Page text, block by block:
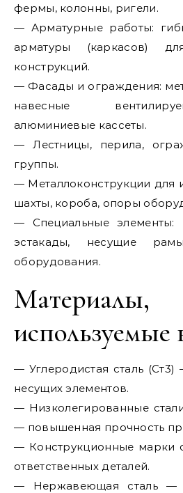
фермы, колонны, ригели.
— Арматурные работы:
арматуры (каркасов)
конструкций.
— Фасады и ограждения:
навесные
алюминиевые кассеты.
— Лестницы, перила,
группы.
— Металлоконструкции для
шахты, короба, опоры
— Специальные элементы:
эстакады, несущие
оборудования.
Материалы,
используемые
— Углеродистая сталь
несущих элементов.
— Низколегированные
— повышенная прочность
— Конструкционные марки
ответственных деталей.
— Нержавеющая сталь —